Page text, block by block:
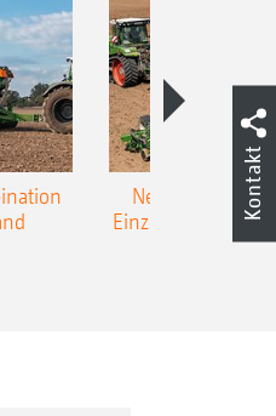
Neue
Einzelkorn-
TCC
Kontakt